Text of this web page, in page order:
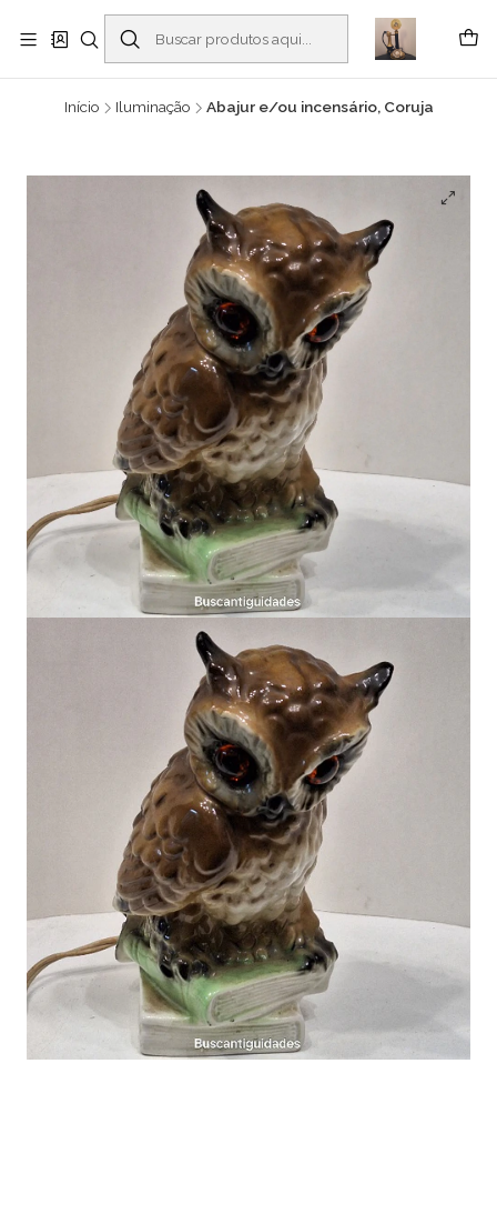
Buscantiguidades - Leilões. Colecionismo e antiguidades em Viana do
Castelo -
Leia mais
Início Iluminação Abajur e/ou incensário, Coruja